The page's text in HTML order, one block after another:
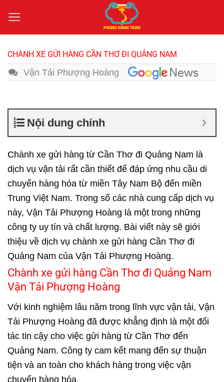
qua
nội
dung
CHÀNH XE GỬI HÀNG CẦN THƠ ĐI QUẢNG NAM
Vận Tải Phượng Hoàng
Nội dung chính
Chành xe gửi hàng từ Cần Thơ đi Quảng Nam là
dịch vụ vận tải rất cần thiết để đáp ứng nhu cầu di
chuyển hàng hóa từ miền Tây Nam Bộ đến miền
Trung Việt Nam. Trong số các nhà cung cấp dịch vụ
này, Vận Tải Phượng Hoàng là một trong những
công ty uy tín và chất lượng. Bài viết này sẽ giới
thiệu về dịch vụ chành xe gửi hàng Cần Thơ đi
Quảng Nam của Vận Tải Phượng Hoàng.
Chành xe gửi hàng Cần Thơ đi Quảng Nam
Vận Tải Phượng Hoàng
Với kinh nghiệm lâu năm trong lĩnh vực vận tải, Vận
Tải Phượng Hoàng đã được khẳng định là một đối
tác tin cậy cho việc gửi hàng từ Cần Thơ đến
Quảng Nam. Công ty cam kết mang đến sự thuận
tiện và an toàn cho khách hàng trong việc vận
chuyển hàng hóa.